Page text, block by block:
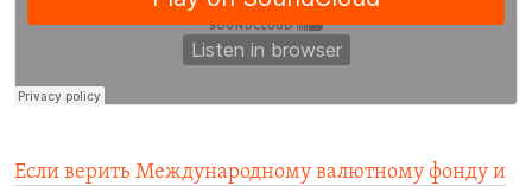
Если верить Международному валютному фонду и